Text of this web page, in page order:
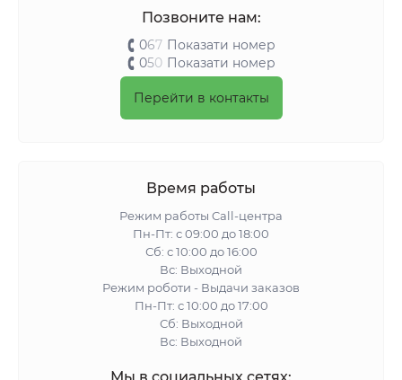
Позвоните нам:
067 Показати номер
050 Показати номер
Перейти в контакты
Время работы
Режим работы Call-центра
Пн-Пт: с 09:00 до 18:00
Сб: с 10:00 до 16:00
Вс: Выходной
Режим роботи - Выдачи заказов
Пн-Пт: с 10:00 до 17:00
Сб: Выходной
Вс: Выходной